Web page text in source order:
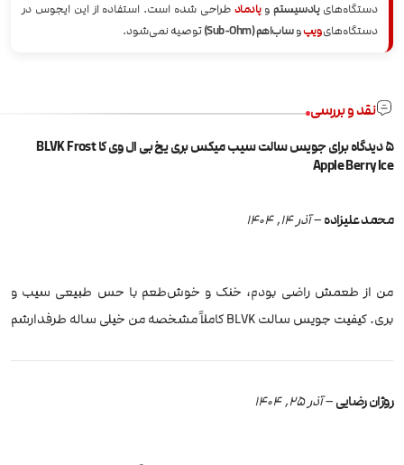
دستگاه‌هایپادسیستموپادماد طراحی شده است. استفاده از این ایجوس در
دستگاه‌هایویپوساب‌اهم (Sub-Ohm) توصیه نمی‌شود.
نقد و بررسی
5 دیدگاه برای
جویس سالت سیب میکس بری یخ بی ال وی کا BLVK Frost
Apple Berry Ice
محمد علیزاده–آذر 14, 1404
من از طعمش راضی بودم، خنک و خوش‌طعم با حس طبیعی سیب و
بری. کیفیت جویس سالت BLVK کاملاً مشخصه من خیلی ساله طرفدارشم
روژان رضایی–آذر 25, 1404